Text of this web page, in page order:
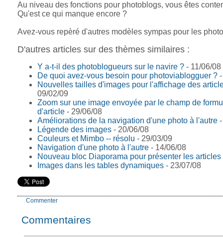
Au niveau des fonctions pour photoblogs, vous êtes
Qu'est ce qui manque encore ?
Avez-vous repèré d'autres modèles sympas pour les
D'autres articles sur des thèmes similaires :
Y a-t-il des photoblogueurs sur le navire ? - 11/06/08
De quoi avez-vous besoin pour photoviablogguer ?
Nouvelles tailles d'images pour l'affichage des
09/02/09
Zoom sur une image envoyée par le champ de
d'article - 29/06/08
Améliorations de la navigation d'une photo à l'autre
Légende des images - 20/06/08
Couleurs et Mimbo -- résolu - 29/03/09
Navigation d'une photo à l'autre - 14/06/08
Nouveau bloc Diaporama pour présenter les articles
Images dans les tables dynamiques - 23/07/08
Commenter
Commentaires